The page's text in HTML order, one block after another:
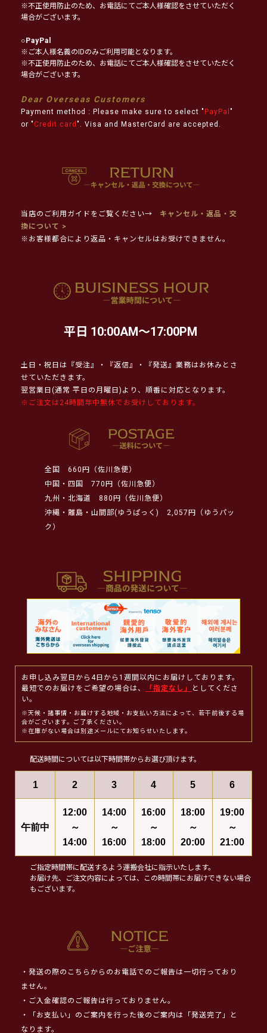
※不正使用防止のため、お電話にてご本人様確認をさせていただく
場合がございます。
○PayPal
※ご本人様名義のIDのみご利用可能となります。
※不正使用防止のため、お電話にてご本人様確認をさせていただく
場合がございます。
Dear Overseas Customers
Payment method : Please make sure to select " PayPal "
or " Credit card ". Visa and MasterCard are accepted.
当店のご利用ガイドをご覧ください→
キャンセル・返品・交
換について >
※お客様都合により返品・キャンセルはお受けできません。
平日 10:00AM～17:00PM
土日・祝日は『受注』・『返信』・『発送』業務はお休みとさ
せていただきます。
翌営業日(通常 平日の月曜日)より、順番に対応となります。
※ご注文は24時間年中無休でお受けしております。
全国
660円（佐川急便）
中国・四国
770円（佐川急便）
九州・北海道
880円（佐川急便）
沖縄・離島・山間部(ゆうぱっく)
2,057円（ゆうパッ
ク）
お申し込み翌日から4日から1週間以内にお届けしております。
最短でのお届けをご希望の場合は、
「指定なし」
としてくださ
い。
※天候・諸事情・お届けする地域・お支払い方法によって、若干前後する場
合がございます。ご了承ください。
※在庫がない場合は別途メールにてお知らせいたします。
配送時間については以下時間帯からお選び頂けます。
1 2 3 4 5 6
午前中
12:00
～
14:00
14:00
～
16:00
16:00
～
18:00
18:00
～
20:00
19:00
～
21:00
ご指定時間帯に配送するよう運搬会社に指示いたします。
お届け先、ご注文内容によっては、この時間帯にお届けできない場合
もございます。
・発送の際のこちらからのお電話でのご報告は一切行っており
ません。
・ご入金確認のご報告は行っておりません。
・「お支払い」のご案内を行った後のご案内は「発送完了」と
なります。